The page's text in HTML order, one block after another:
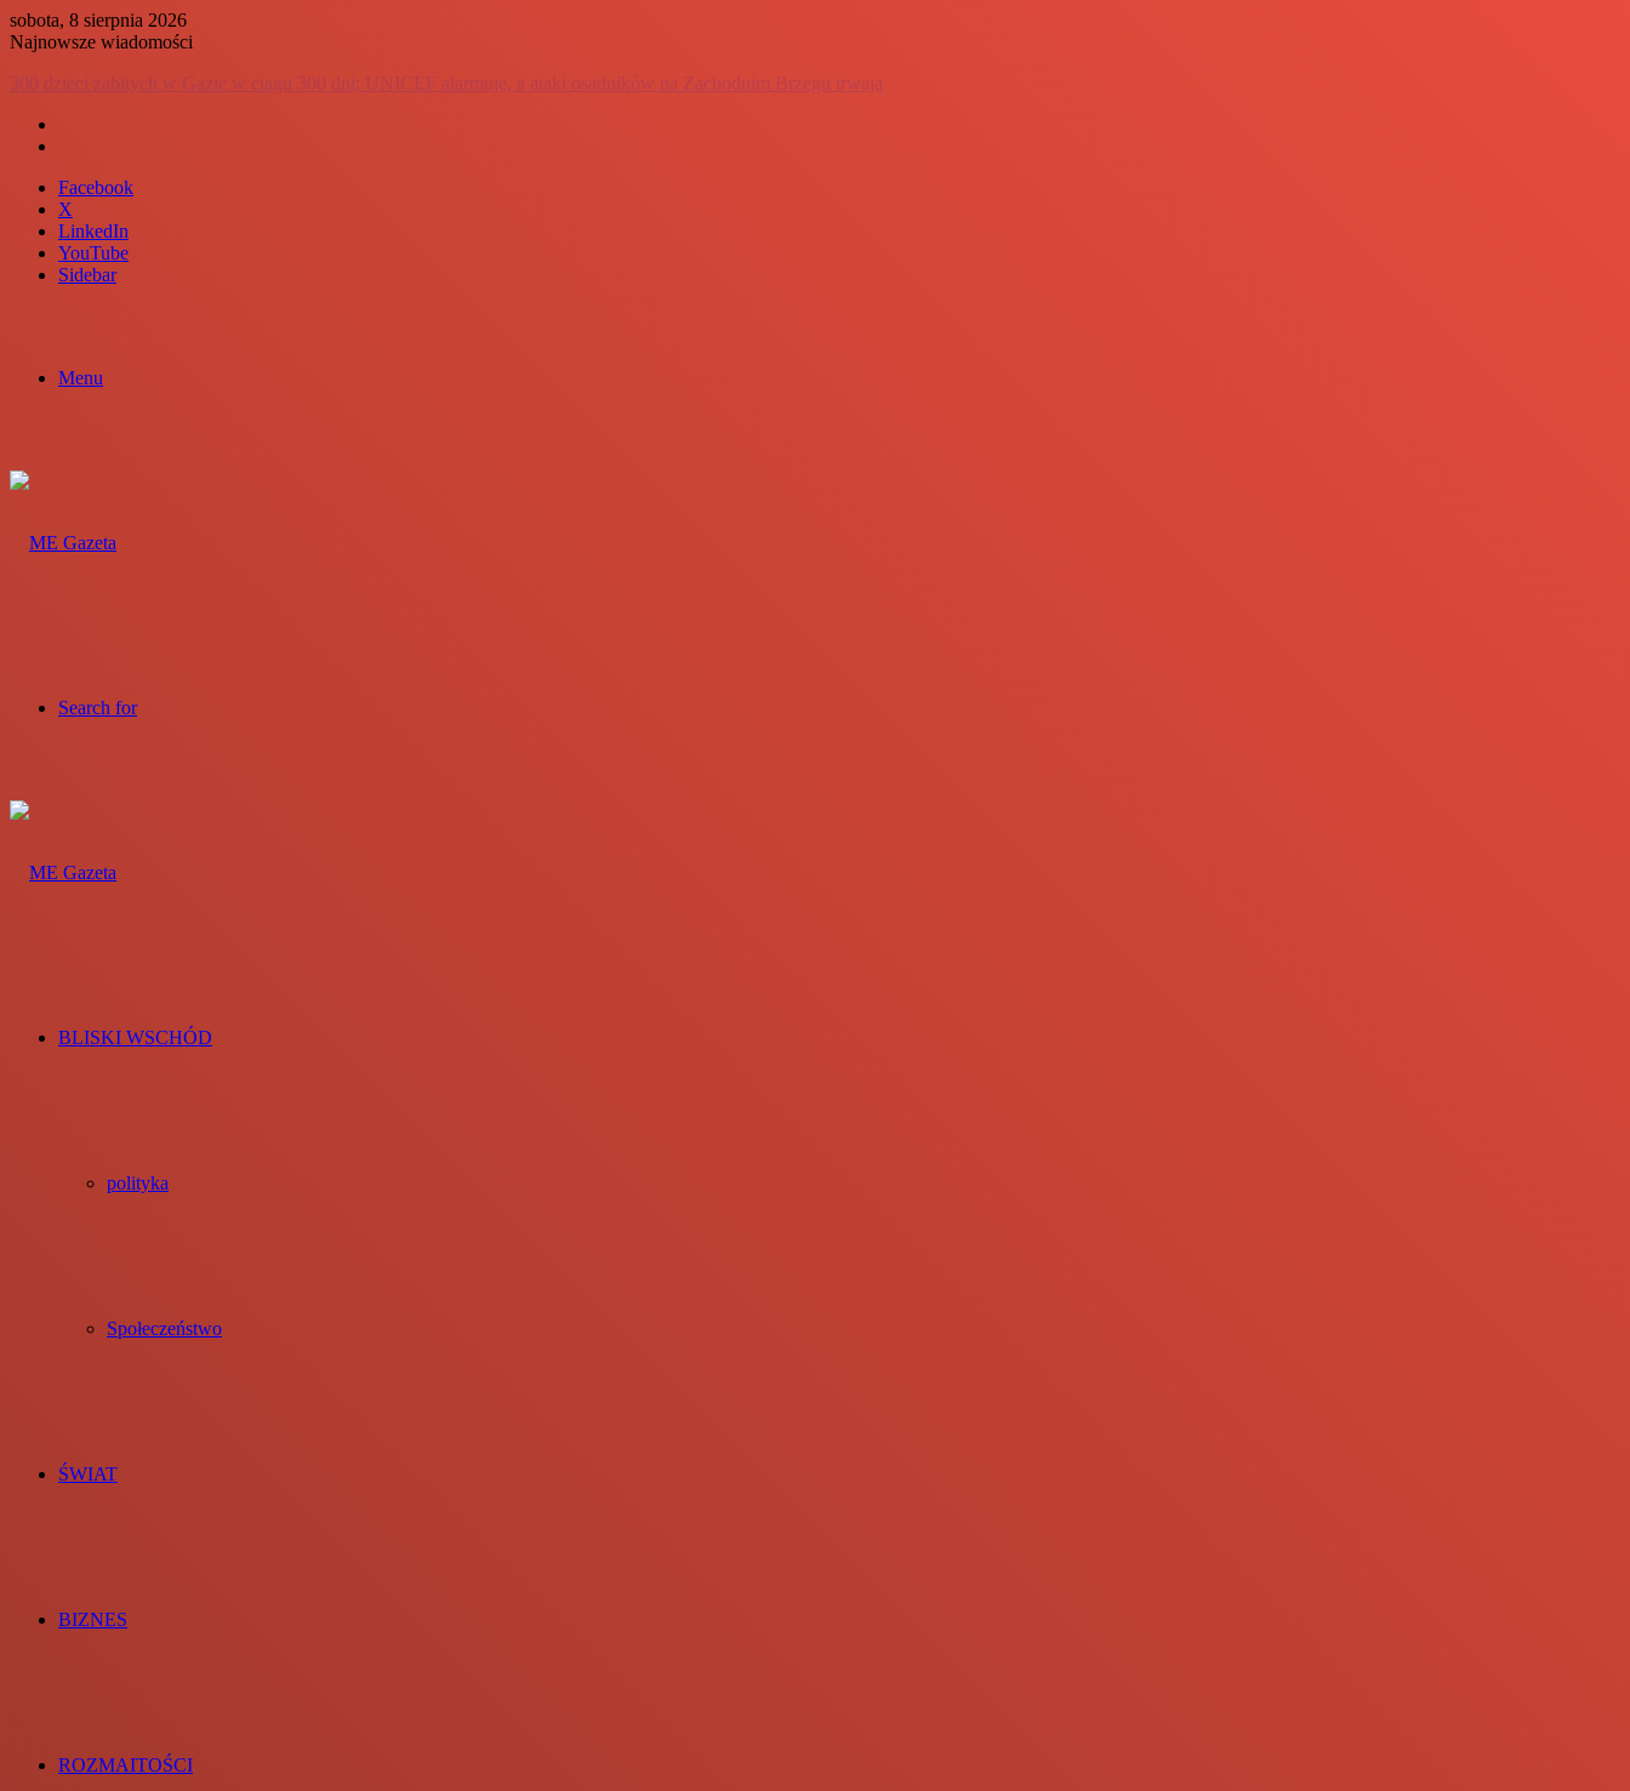
sobota, 8 sierpnia 2026
Najnowsze wiadomości
Chiny krytykują USA w sporze dotyczącym Huawei, podczas gdy argentyński Milei balansuje między Waszyngtonem a Pekinem
Facebook
X
LinkedIn
YouTube
Sidebar
Menu
Search for
BLISKI WSCHÓD
polityka
Społeczeństwo
ŚWIAT
BIZNES
ROZMAITOŚCI